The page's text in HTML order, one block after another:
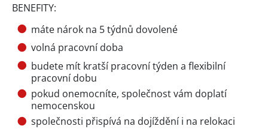
BENEFITY:
máte nárok na 5 týdnů dovolené
volná pracovní doba
budete mít kratší pracovní týden a flexibilní
pracovní dobu
pokud onemocníte, společnost vám doplatí
nemocenskou
společnosti přispívá na dojíždění i na relokaci